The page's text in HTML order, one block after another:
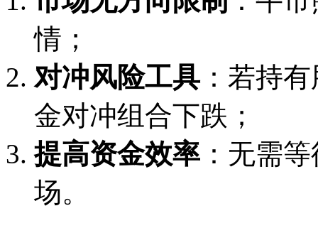
情；
对冲风险工具：若持
金对冲组合下跌；
提高资金效率 ：无需
场。